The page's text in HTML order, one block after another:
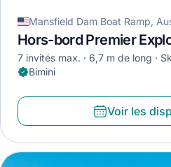
Mansfield Dam Boat Ramp,
Hors-bord Premier
7 invités max. 6,7 m de long
Bimini
Voir les